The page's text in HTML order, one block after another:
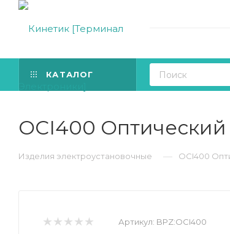
КАТАЛОГ
OCI400
Изделия электроустановочные — OCI400
Артикул: BPZ:OCI400